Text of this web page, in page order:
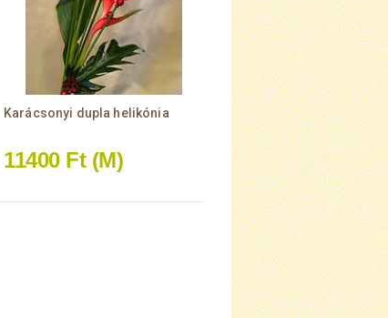
Karácsonyi dupla helikónia
11400 Ft (M)